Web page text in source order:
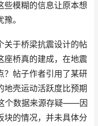
些模糊的信息让原本想
。
关于桥梁抗震设计的帖
座桥真的建成，在地震
？帖子作者引用了某研
地壳运动活跃度比预期
个数据来源存疑——因
块的情况，并未具体分